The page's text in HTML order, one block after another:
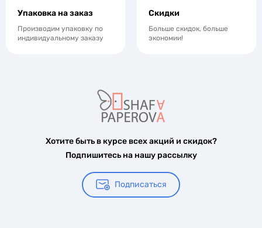
Упаковка на заказ
Производим упаковку по
индивидуальному заказу
Скидки
Больше скидок, больше
экономии!
Хотите быть в курсе всех акций и скидок?
Подпишитесь на нашу рассылку
Подписаться